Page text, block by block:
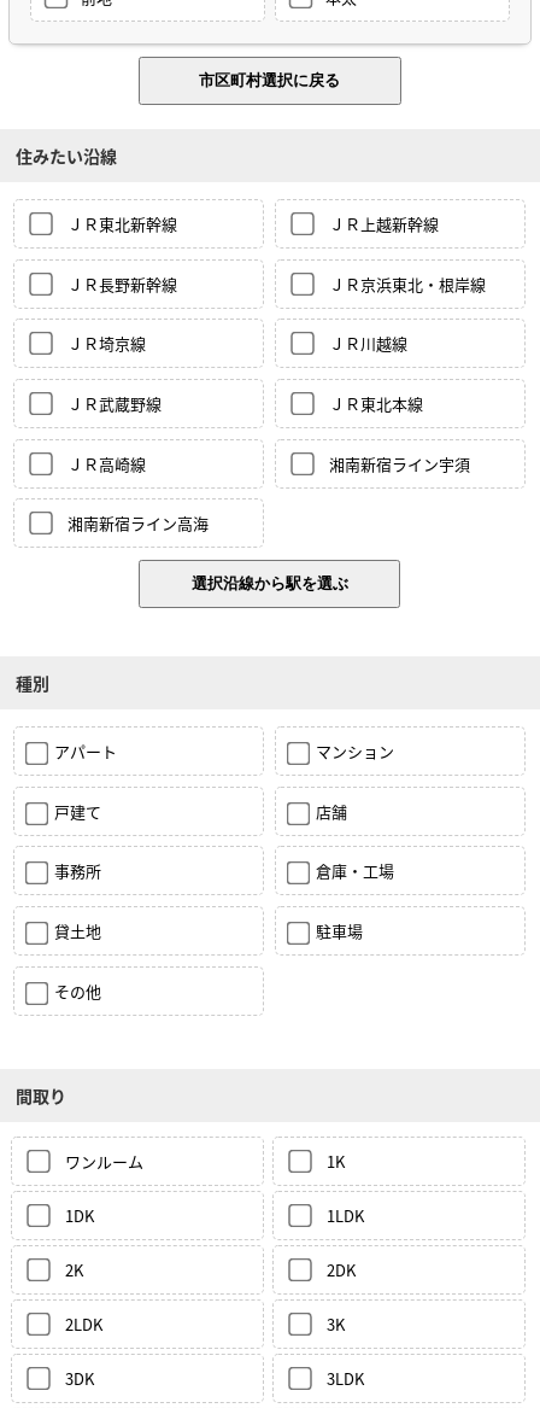
住みたい沿線
ＪＲ東北新幹線 ＪＲ上越新幹線
ＪＲ長野新幹線 ＪＲ京浜東北・根岸線
ＪＲ埼京線 ＪＲ川越線
ＪＲ武蔵野線 ＪＲ東北本線
ＪＲ高崎線 湘南新宿ライン宇須
湘南新宿ライン高海
種別
アパート マンション
戸建て 店舗
事務所 倉庫・工場
貸土地 駐車場
その他
間取り
ワンルーム 1K
1DK 1LDK
2K 2DK
2LDK 3K
3DK 3LDK